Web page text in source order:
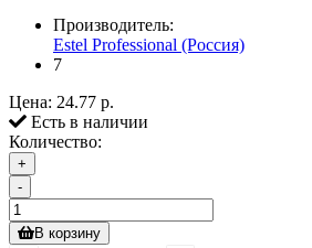
Производитель:
Estel Professional (Россия)
7
Цена: 24.77 р.
Есть в наличии
Количество:
+
-
В корзину